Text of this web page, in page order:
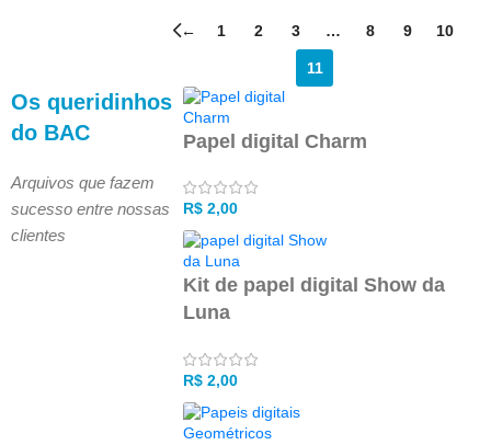
← 1 2 3 … 8 9 10
11
Os queridinhos
do BAC
Arquivos que fazem
sucesso entre nossas
clientes
Papel digital Charm
R$2,00
Kit de papel digital Show da
Luna
R$2,00